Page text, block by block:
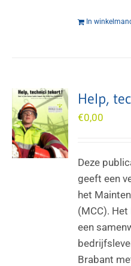
In
Help,
€0,00
Deze
geeft een
het
(MCC).
een
Brabant